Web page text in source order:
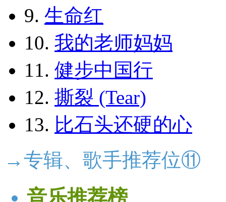
9. 生命红
10. 我的老师妈妈
11. 健步中国行
12. 撕裂 (Tear)
13. 比石头还硬的心
→专辑、歌手推荐位⑪
音乐推荐榜